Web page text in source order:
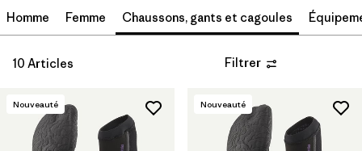
Filtrer par
Caractéristiques
Homme Femme Chaussons, gants et cagoules
10 Articles Filtrer
Nouveauté Nouveauté